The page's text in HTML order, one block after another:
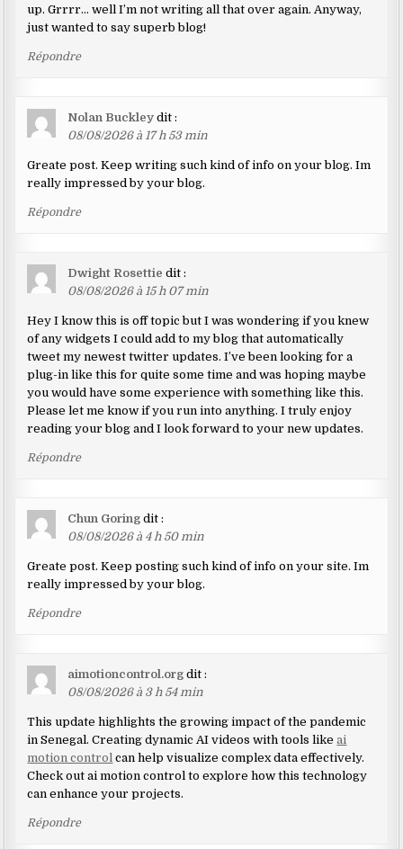
up. Grrrr… well I’m not writing all that over again. Anyway,
just wanted to say superb blog!
Répondre
Nolan Buckley dit :
08/08/2026 à 17 h 53 min
Greate post. Keep writing such kind of info on your blog. Im
really impressed by your blog.
Répondre
Dwight Rosettie dit :
08/08/2026 à 15 h 07 min
Hey I know this is off topic but I was wondering if you knew
of any widgets I could add to my blog that automatically
tweet my newest twitter updates. I’ve been looking for a
plug-in like this for quite some time and was hoping maybe
you would have some experience with something like this.
Please let me know if you run into anything. I truly enjoy
reading your blog and I look forward to your new updates.
Répondre
Chun Goring dit :
08/08/2026 à 4 h 50 min
Greate post. Keep posting such kind of info on your site. Im
really impressed by your blog.
Répondre
aimotioncontrol.org dit :
08/08/2026 à 3 h 54 min
This update highlights the growing impact of the pandemic
in Senegal. Creating dynamic AI videos with tools likeai
motion control can help visualize complex data effectively.
Check out ai motion control to explore how this technology
can enhance your projects.
Répondre